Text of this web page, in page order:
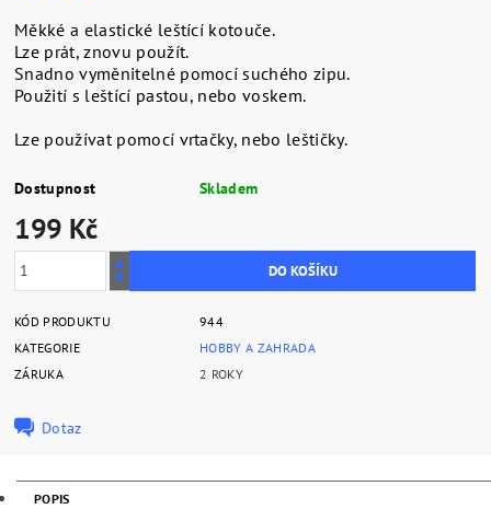
Měkké a elastické leštící kotouče.
Lze prát, znovu použít.
Snadno vyměnitelné pomocí suchého zipu.
Použití s leštící pastou, nebo voskem.
Lze používat pomocí vrtačky, nebo leštičky.
Dostupnost Skladem
199 Kč
KÓD PRODUKTU
944
KATEGORIE
HOBBY A ZAHRADA
ZÁRUKA
2 ROKY
Dotaz
POPIS